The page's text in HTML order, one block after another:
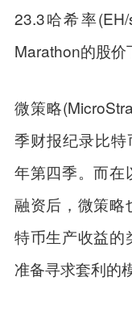
23.3哈希率
Marathon的股价
微策略
季财报纪录比
年第四季。而在
融资后，微策略
特币生产收益的
准备寻求套利的